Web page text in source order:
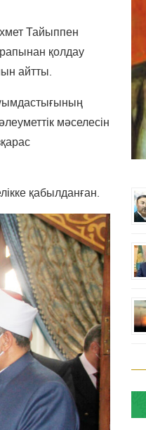
Тайыппен
қолдау
айтты.
мәселесін
қабылданған.